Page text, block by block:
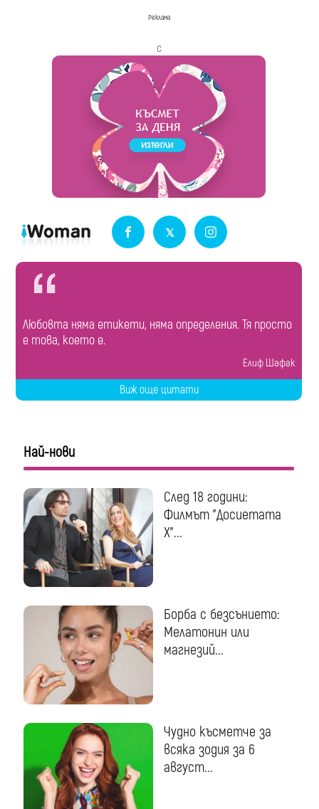
Реклама
с
Любовта няма етикети, няма определения. Тя просто
е това, което е.
Елиф Шафак
Виж още цитати
Най-нови
След 18 години:
Филмът "Досиетата
Х"...
Борба с безсънието:
Мелатонин или
магнезий...
Чудно късметче за
всяка зодия за 6
август...